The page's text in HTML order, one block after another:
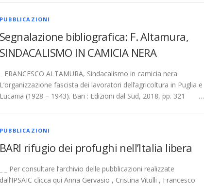
PUBBLICAZIONI
Segnalazione bibliografica: F. Altamura,
SINDACALISMO IN CAMICIA NERA
_ FRANCESCO ALTAMURA, Sindacalismo in camicia nera
L’organizzazione fascista dei lavoratori dell’agricoltura in Puglia e
Lucania (1928 – 1943). Bari : Edizioni dal Sud, 2018, pp. 321 …
PUBBLICAZIONI
BARI rifugio dei profughi nell’Italia libera
_ _ Per consultare l’archivio delle pubblicazioni realizzate
dall’IPSAIC clicca qui Anna Gervasio , Cristina Vitulli , Francesco